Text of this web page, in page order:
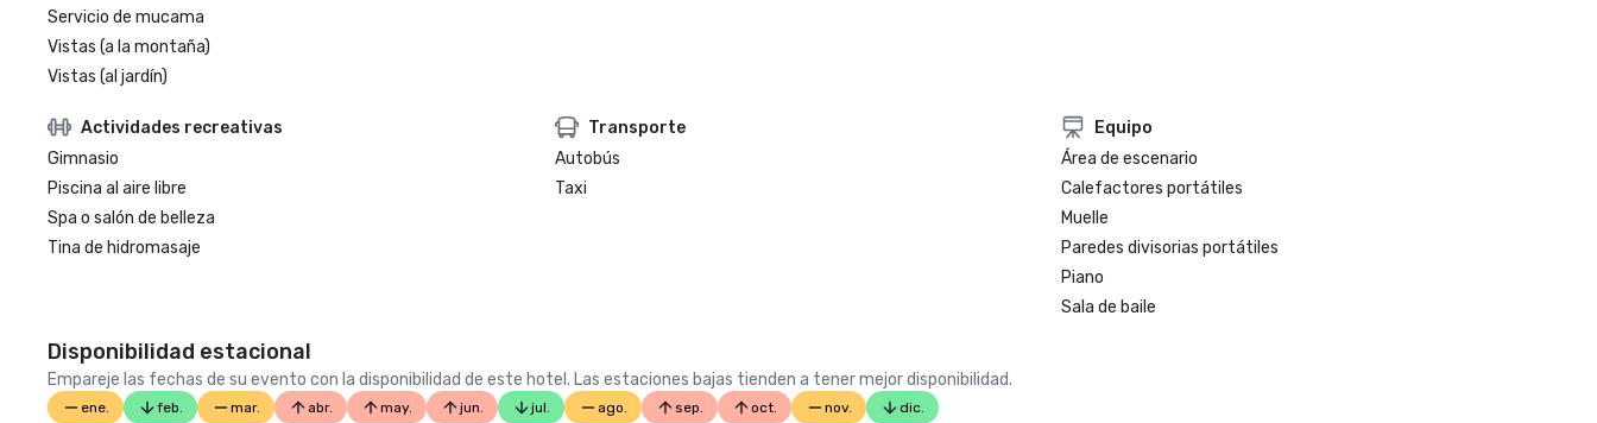
Servicio de mucama
Vistas (a la montaña)
Vistas (al jardín)
Actividades recreativas
Gimnasio
Piscina al aire libre
Spa o salón de belleza
Tina de hidromasaje
Transporte
Autobús
Taxi
Equipo
Área de escenario
Calefactores portátiles
Muelle
Paredes divisorias portátiles
Piano
Sala de baile
Disponibilidad estacional
Empareje las fechas de su evento con la disponibilidad de este hotel. Las estaciones bajas tienden a tener mejor disponibilidad.
ene. feb. mar. abr. may. jun. jul. ago. sep. oct. nov. dic.